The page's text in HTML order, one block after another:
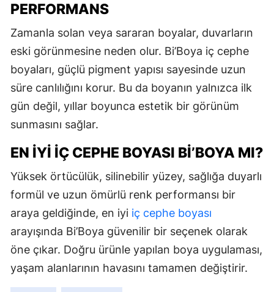
PERFORMANS
Zamanla solan veya sararan boyalar, duvarların
eski görünmesine neden olur. Bi’Boya iç cephe
boyaları, güçlü pigment yapısı sayesinde uzun
süre canlılığını korur. Bu da boyanın yalnızca ilk
gün değil, yıllar boyunca estetik bir görünüm
sunmasını sağlar.
EN İYI İÇ CEPHE BOYASI BI’BOYA MI?
Yüksek örtücülük, silinebilir yüzey, sağlığa duyarlı
formül ve uzun ömürlü renk performansı bir
araya geldiğinde, en iyi iç cephe boyası
arayışında Bi’Boya güvenilir bir seçenek olarak
öne çıkar. Doğru ürünle yapılan boya uygulaması,
yaşam alanlarının havasını tamamen değiştirir.